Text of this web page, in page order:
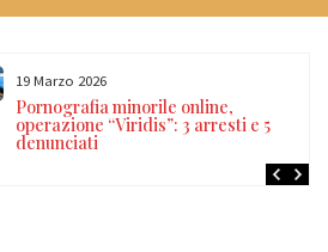
19 Marzo 2026
Pornografia minorile online,
operazione “Viridis”: 3 arresti e 5
denunciati